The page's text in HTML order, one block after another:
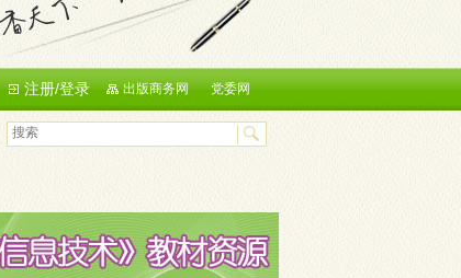
党委网
出版商务网
注册/登录